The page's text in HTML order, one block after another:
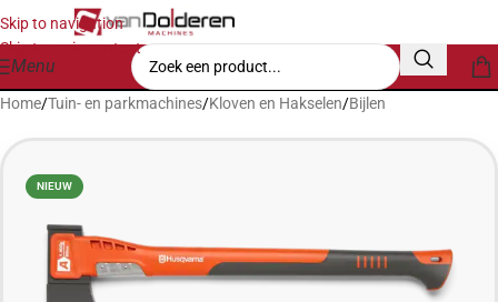
Skip to navigation
Skip to main content
Menu
Home/Tuin- en parkmachines/Kloven en Hakselen/Bijlen
NIEUW